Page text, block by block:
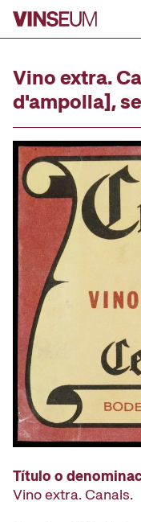
Ir al contenido
Vino extra.
d'ampolla],
Título o
Vino extra. Canals.